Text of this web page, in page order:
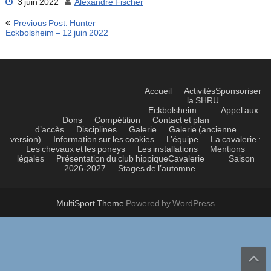
3 juin 2022 Alexandre Fischer
Navigation
de
Previous Post: Hunter
Eckbolsheim – 12 juin 2022
Accueil ActivitésSponsoriser
la SHRU
Eckbolsheim
Appel aux
Dons
Compétition
Contact et plan
d’accès
Disciplines Galerie
Galerie (ancienne
version)
Information sur les cookies L’équipe
La cavalerie :
Les chevaux et les poneys
Les installations
Mentions
légales
Présentation du club hippiqueCavalerie
Saison
2026-2027
Stages de l’automne
MultiSport Theme Powered by WordPress